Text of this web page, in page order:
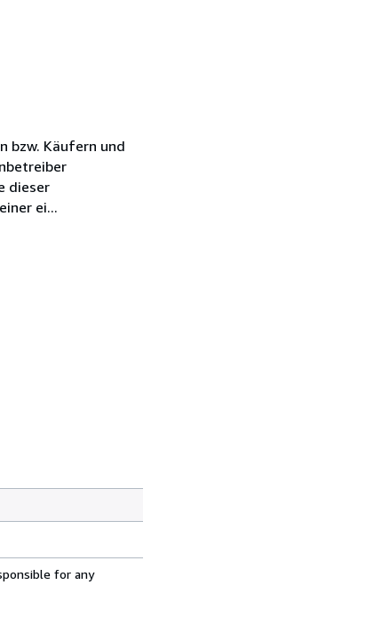
bzw. Käufern und
dieser
ei...
for any